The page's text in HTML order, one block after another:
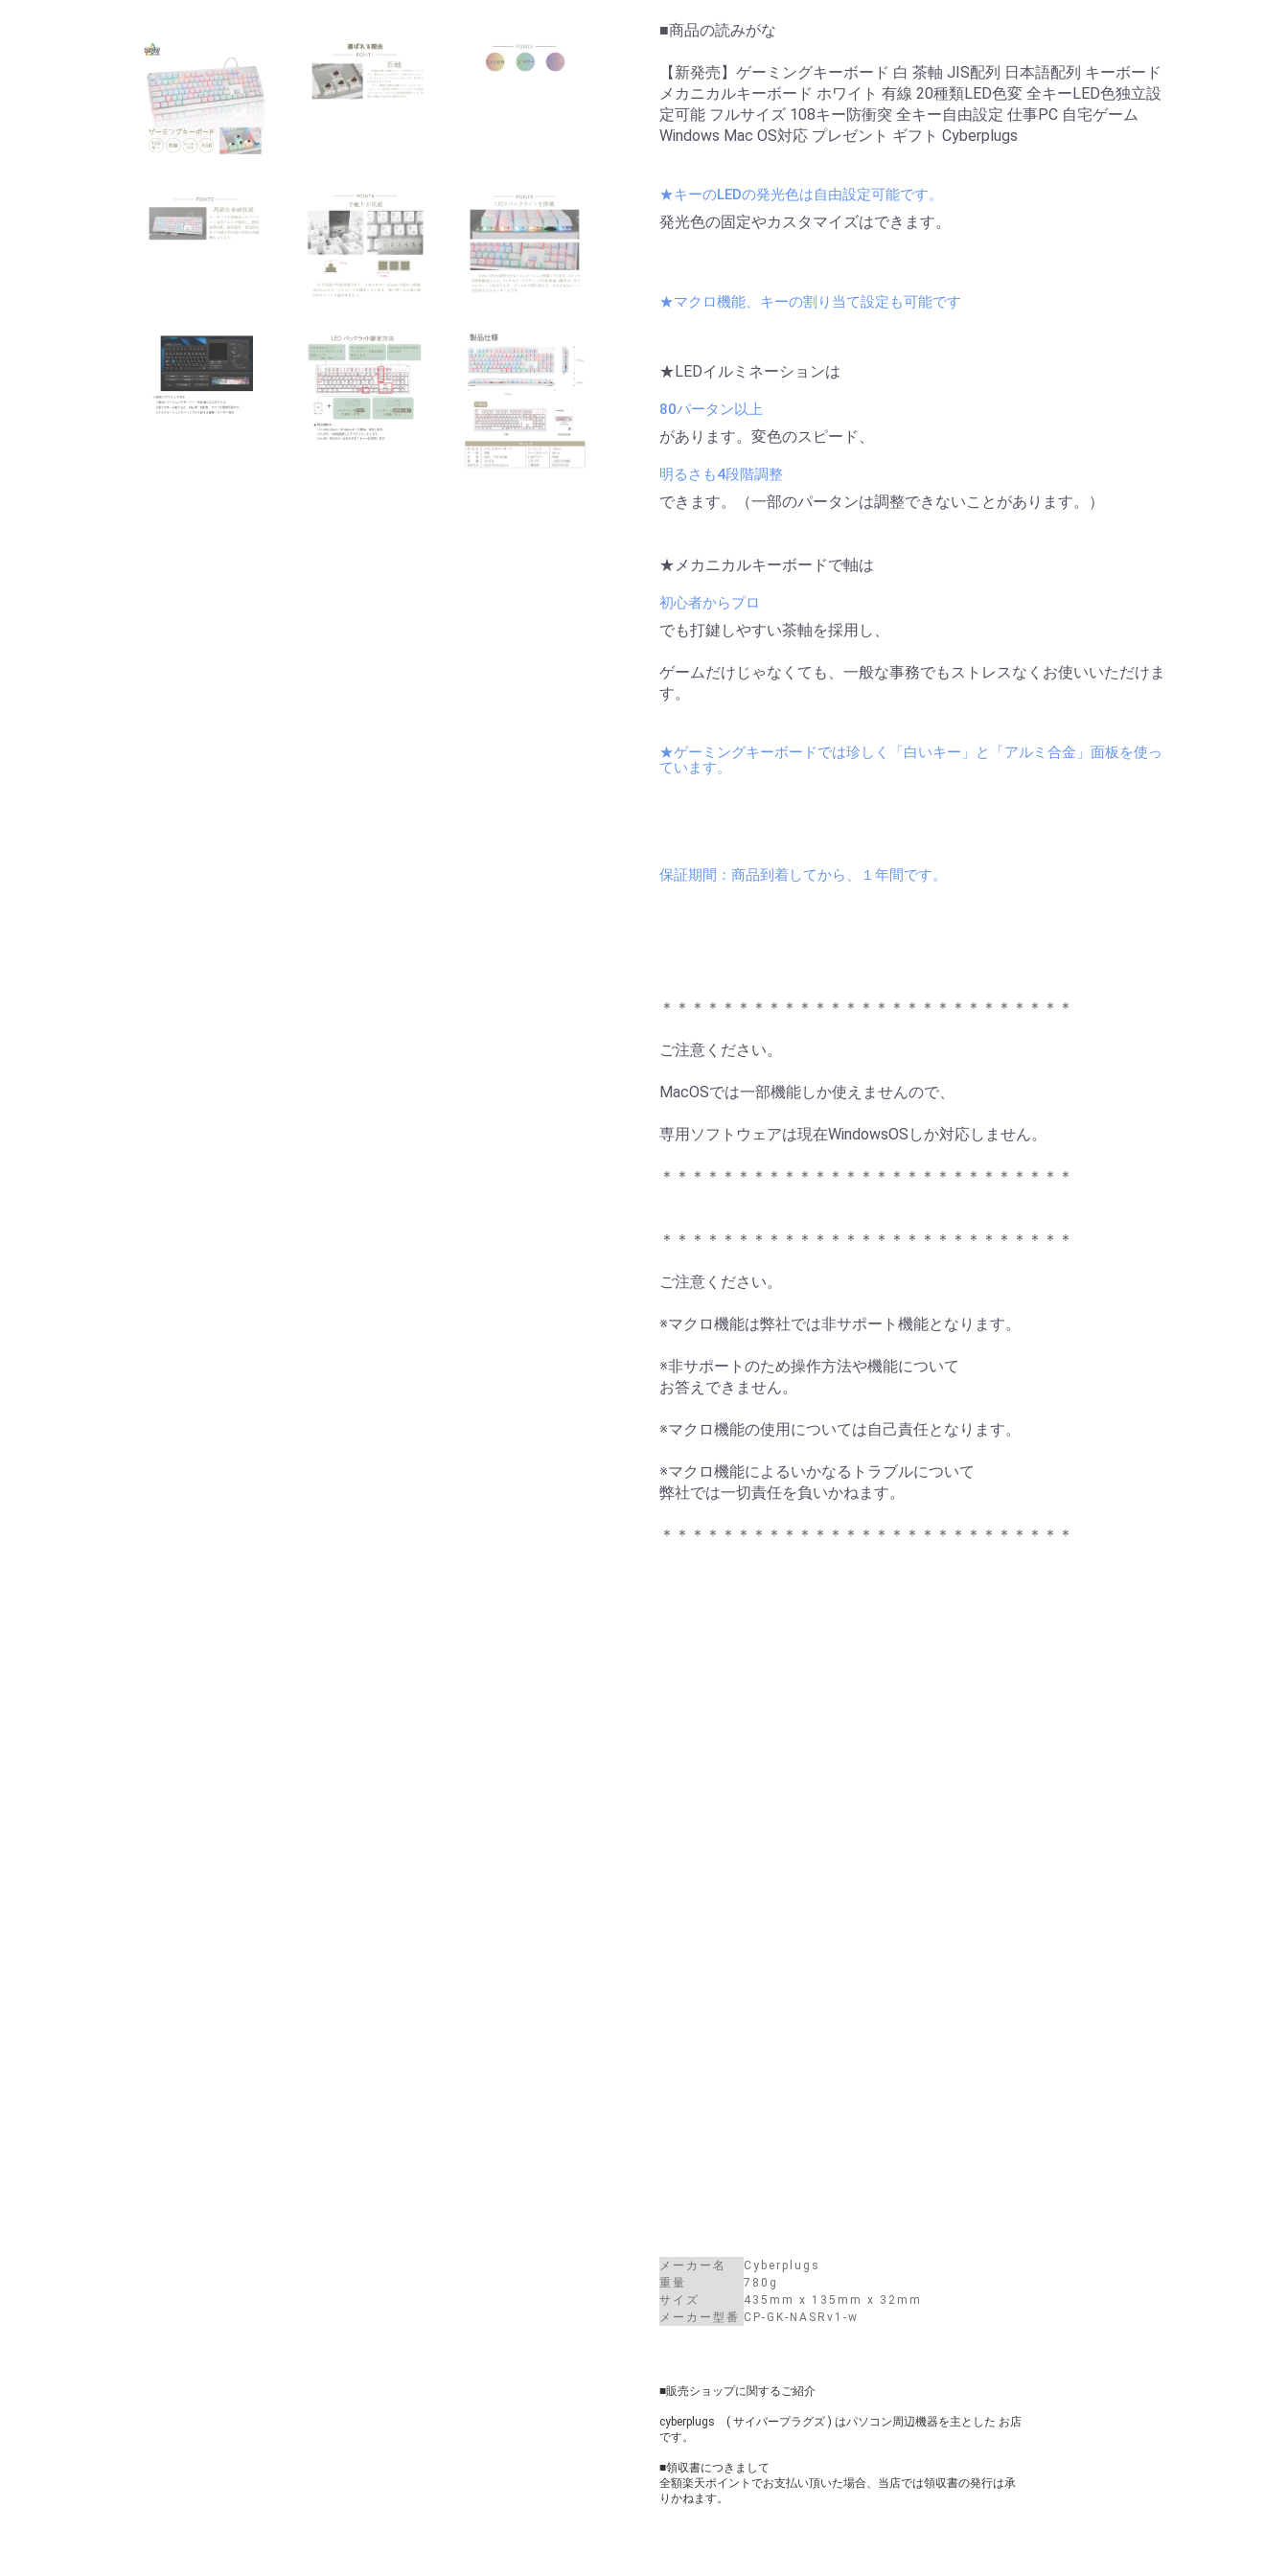
■商品の読みがな
【新発売】ゲーミングキーボード 白 茶軸 JIS配列 日本語配列 キーボード
メカニカルキーボード ホワイト 有線 20種類LED色変 全キーLED色独立設
定可能 フルサイズ 108キー防衝突 全キー自由設定 仕事PC 自宅ゲーム
Windows Mac OS対応 プレゼント ギフト Cyberplugs
★キーのLEDの発光色は自由設定可能です。
発光色の固定やカスタマイズはできます。
★マクロ機能、キーの割り当て設定も可能です
★LEDイルミネーションは
80パータン以上
があります。変色のスピード、
明るさも4段階調整
できます。（一部のパータンは調整できないことがあります。）
★メカニカルキーボードで軸は
初心者からプロ
でも打鍵しやすい茶軸を採用し、
ゲームだけじゃなくても、一般な事務でもストレスなくお使いいただけま
す。
★ゲーミングキーボードでは珍しく「白いキー」と「アルミ合金」面板を使っ
ています。
保証期間：商品到着してから、１年間です。
＊＊＊＊＊＊＊＊＊＊＊＊＊＊＊＊＊＊＊＊＊＊＊＊＊＊＊
ご注意ください。
MacOSでは一部機能しか使えませんので、
専用ソフトウェアは現在WindowsOSしか対応しません。
＊＊＊＊＊＊＊＊＊＊＊＊＊＊＊＊＊＊＊＊＊＊＊＊＊＊＊
＊＊＊＊＊＊＊＊＊＊＊＊＊＊＊＊＊＊＊＊＊＊＊＊＊＊＊
ご注意ください。
※マクロ機能は弊社では非サポート機能となります。
※非サポートのため操作方法や機能について
お答えできません。
※マクロ機能の使用については自己責任となります。
※マクロ機能によるいかなるトラブルについて
弊社では一切責任を負いかねます。
＊＊＊＊＊＊＊＊＊＊＊＊＊＊＊＊＊＊＊＊＊＊＊＊＊＊＊
メーカー名
Cyberplugs
重量
780g
サイズ
435mm x 135mm x 32mm
メーカー型番 CP-GK-NASRv1-w
■販売ショップに関するご紹介
cyberplugs ( サイバープラグズ ) はパソコン周辺機器を主とした お店
です。
■領収書につきまして
全額楽天ポイントでお支払い頂いた場合、当店では領収書の発行は承
りかねます。